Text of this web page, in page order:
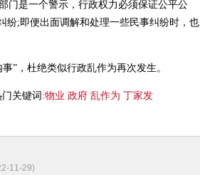
门是一个警示，行政权力必须保证公平公
纷;即便出面调解和处理一些民事纠纷时，也
，杜绝类似行政乱作为再次发生。
门关键词:物业 政府 乱作为 丁家发
11-29)